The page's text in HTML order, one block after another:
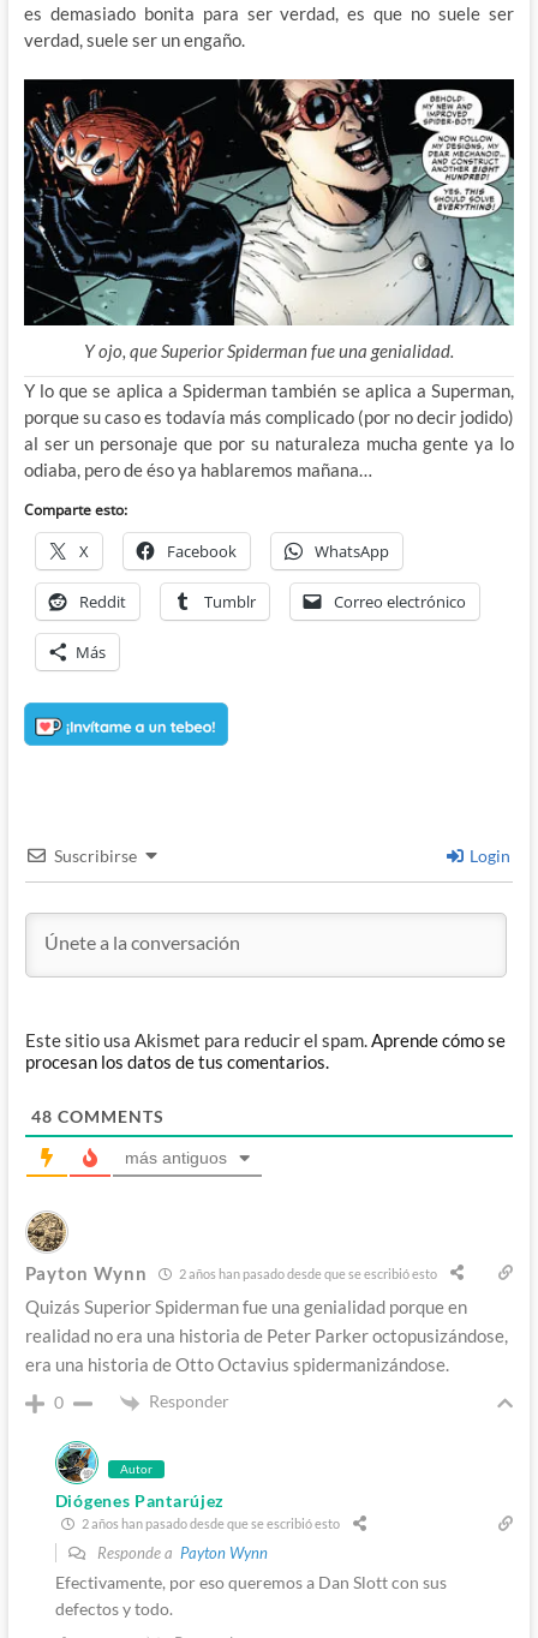
es demasiado bonita para ser verdad, es que no suele ser
verdad, suele ser un engaño.
Y ojo, que Superior Spiderman fue una genialidad.
Y lo que se aplica a Spiderman también se aplica a Superman,
porque su caso es todavía más complicado (por no decir jodido)
al ser un personaje que por su naturaleza mucha gente ya lo
odiaba, pero de éso ya hablaremos mañana…
Comparte esto:
X Facebook WhatsApp
Reddit Tumblr Correo electrónico
Más
Suscribirse Login
Este sitio usa Akismet para reducir el spam.Aprende cómo se
procesan los datos de tus comentarios.
48 COMMENTS
más antiguos
Payton Wynn 2 años han pasado desde que se escribió esto
Quizás Superior Spiderman fue una genialidad porque en
realidad no era una historia de Peter Parker octopusizándose,
era una historia de Otto Octavius spidermanizándose.
0 Responder
Autor
Diógenes Pantarújez
2 años han pasado desde que se escribió esto
Responde a Payton Wynn
Efectivamente, por eso queremos a Dan Slott con sus
defectos y todo.